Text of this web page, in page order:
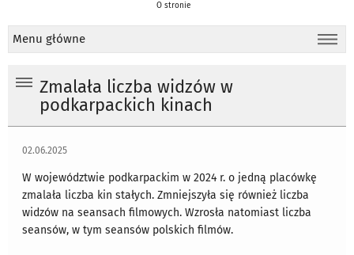
O stronie
Menu główne
Zmalała liczba widzów w
podkarpackich kinach
02.06.2025
W województwie podkarpackim w 2024 r. o jedną placówkę
zmalała liczba kin stałych. Zmniejszyła się również liczba
widzów na seansach filmowych. Wzrosła natomiast liczba
seansów, w tym seansów polskich filmów.